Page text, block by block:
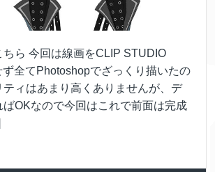
ら 今回は線画をCLIP STUDIO
ず全てPhotoshopでざっくり描いたの
ティはあまり高くありませんが、デ
OKなので今回はこれで前面は完成